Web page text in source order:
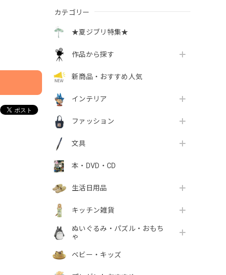
カテゴリー
★夏ジブリ特集★
作品から探す
新商品・おすすめ人気
インテリア
ファッション
文具
本・DVD・CD
生活日用品
キッチン雑貨
ぬいぐるみ・パズル・おもち
ゃ
ベビー・キッズ